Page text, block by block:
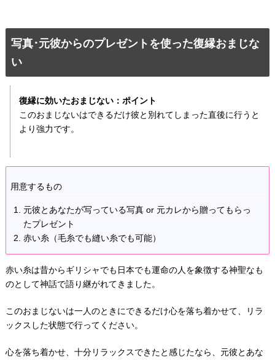
写真･元彼からのプレゼントを使った復縁おまじな
い
復縁に効いたおまじない：ポイント
このおまじないはできるだけ彼と別れてしまった直後に行うと
より強力です。
用意するもの
元彼とあなたが写っている写真 or 元カレから贈ってもらっ
たプレゼント
赤い糸（毛糸でも縫い糸でも可能）
赤い糸は昔からギリシャでも日本でも運命の人を象徴する神聖なも
のとして神話で語り継がれてきました。
このおまじないは一人のときにできるだけ心を落ち着かせて、リラ
ックスした状態で行ってください。
心を落ち着かせ、十分リラックスできたと感じたなら、元彼とあな